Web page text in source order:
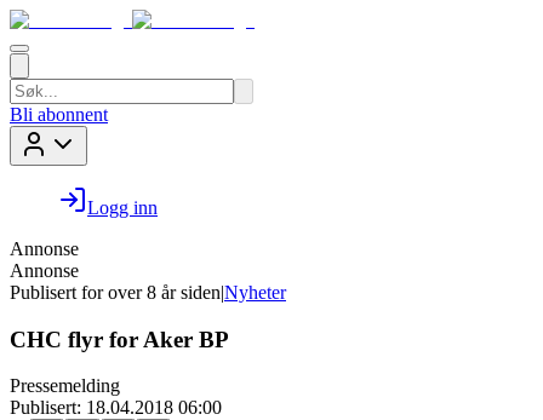
Bli abonnent
Logg inn
Annonse
Annonse
Publisert for over 8 år siden|Nyheter
CHC flyr for Aker BP
Pressemelding
Publisert: 18.04.2018 06:00